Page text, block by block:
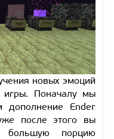
новых эмоций
игры. Поначалу мы
дополнение Ender
после этого вы
большую порцию